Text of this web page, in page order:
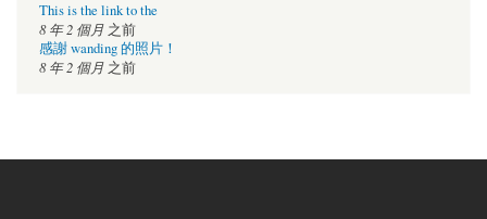
This is the link to the
8 年 2 個月 之前
感謝 wanding 的照片！
8 年 2 個月 之前